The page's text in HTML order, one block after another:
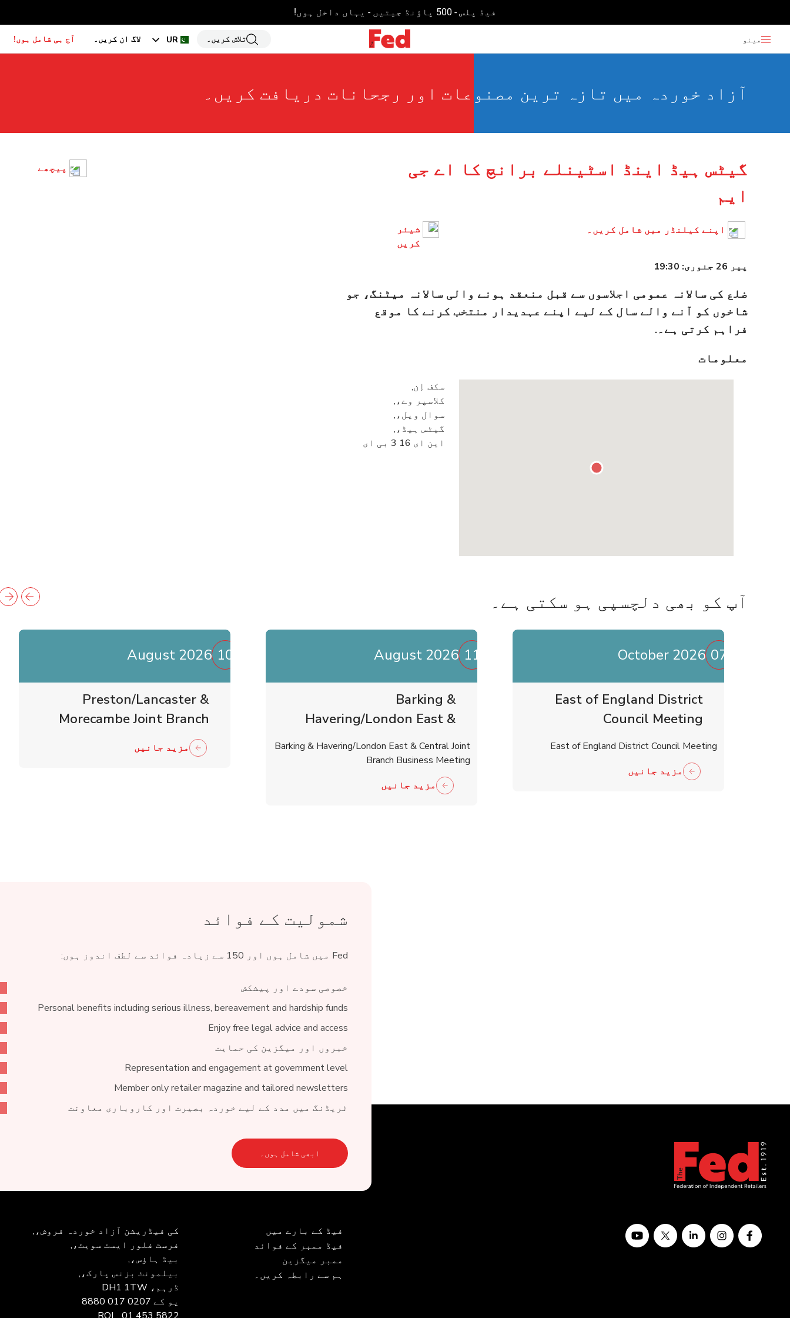
فیڈ پلس - 500 پاؤنڈ جیتیں - یہاں داخل ہوں!
مینو تلاش کریں۔ UR لاگ ان کریں۔ آج ہی شامل ہوں!
آزاد خوردہ میں تازہ ترین مصنوعات اور رجحانات دریافت کریں۔
پیچھے
گیٹس ہیڈ اینڈ اسٹینلے برانچ کا اے جی
ایم
اپنے کیلنڈر میں شامل کریں۔
شیئر
کریں۔
پیر 26 جنوری: 19:30
ضلع کی سالانہ عمومی اجلاسوں سے قبل منعقد ہونے والی سالانہ میٹنگ، جو
شاخوں کو آنے والے سال کے لیے اپنے عہدیدار منتخب کرنے کا موقع
فراہم کرتی ہے۔.
معلومات
سکف اِن,
کلاسپر وے،,
سوال ویل،,
گیٹس ہیڈ،,
این ای 16 3 بی ای
آپ کو بھی دلچسپی ہو سکتی ہے۔
07
October 2026
East of England District
Council Meeting
East of England District Council Meeting
مزید جانیں
11
August 2026
Barking &
Havering/London East &
Central Joint Branch
Business Meeting
Barking & Havering/London East & Central Joint
Branch Business Meeting
مزید جانیں
10
August 2026
Preston/Lancaster &
Morecambe Joint Branch
Business Meeting
مزید جانیں
شمولیت کے فوائد
Fed میں شامل ہوں اور 150 سے زیادہ فوائد سے لطف اندوز ہوں:
خصوصی سودے اور پیشکش
Personal benefits including serious illness, bereavement and hardship funds
Enjoy free legal advice and access
خبروں اور میگزین کی حمایت
Representation and engagement at government level
Member only retailer magazine and tailored newsletters
ٹریڈنگ میں مدد کے لیے خوردہ بصیرت اور کاروباری معاونت
ابھی شامل ہوں۔
فیڈ کے بارے میں
فیڈ ممبر کے فوائد
ممبر میگزین
ہم سے رابطہ کریں۔
کی فیڈریشن آزاد خوردہ فروش،,
فرسٹ فلور ایسٹ سویٹ،,
بیڈ ہاؤس،,
بیلمونٹ بزنس پارک،,
ڈرہم، DH1 1TW
یو کے 0207 017 8880